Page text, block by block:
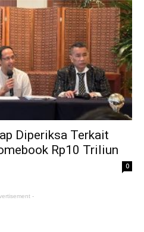
Diperiksa Terkait
Rp10 Triliun
0
-